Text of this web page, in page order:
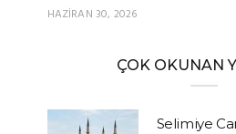
HAZIRAN 30, 2026
ÇOK OKUNAN
Selimiye